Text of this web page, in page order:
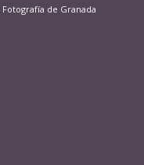
de Granada